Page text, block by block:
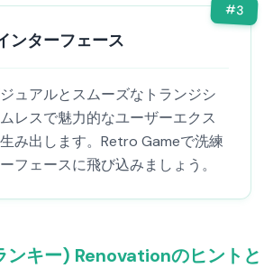
#3
ンターフェース
ュアルとスムーズなトランジシ
レスで魅力的なユーザーエクス
み出します。Retro Gameで洗練
フェースに飛び込みましょう。
キー) Renovationのヒントと